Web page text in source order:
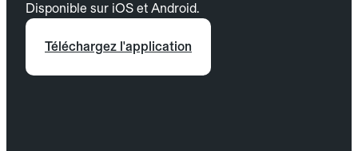
Disponible sur iOS et Android.
Téléchargez l'application